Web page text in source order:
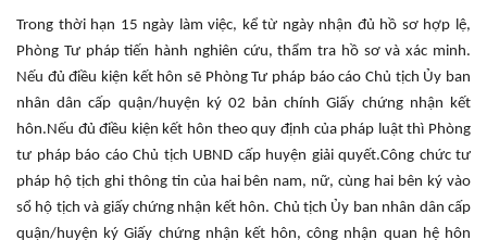
Trong thời hạn 15 ngày làm việc, kể từ ngày nhận đủ hồ sơ hợp lệ,
Phòng Tư pháp tiến hành nghiên cứu, thẩm tra hồ sơ và xác minh.
Nếu đủ điều kiện kết hôn sẽ Phòng Tư pháp báo cáo Chủ tịch Ủy ban
nhân dân cấp quận/huyện ký 02 bản chính Giấy chứng nhận kết
hôn.Nếu đủ điều kiện kết hôn theo quy định của pháp luật thì Phòng
tư pháp báo cáo Chủ tịch UBND cấp huyện giải quyết.Công chức tư
pháp hộ tịch ghi thông tin của hai bên nam, nữ, cùng hai bên ký vào
sổ hộ tịch và giấy chứng nhận kết hôn. Chủ tịch Ủy ban nhân dân cấp
quận/huyện ký Giấy chứng nhận kết hôn, công nhận quan hệ hôn